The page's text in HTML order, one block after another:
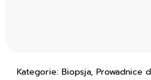
Kategorie: Biopsja, Prowadnice